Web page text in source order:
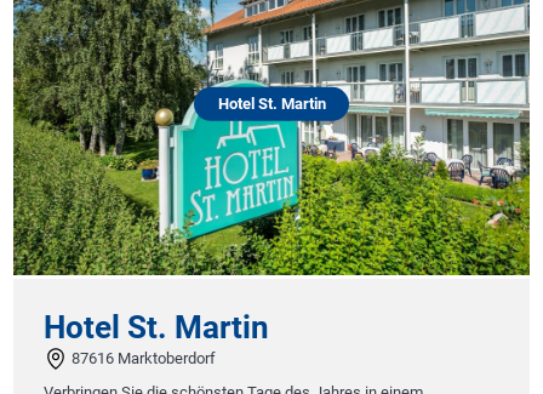
Hotel St. Martin
Hotel St. Martin
87616 Marktoberdorf